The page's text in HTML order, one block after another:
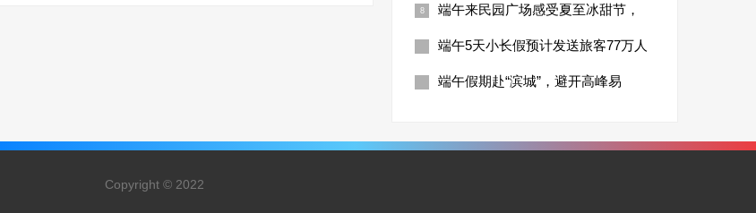
端午来民园广场感受夏至冰甜节，
端午5天小长假预计发送旅客77万人
端午假期赴“滨城”，避开高峰易
Copyright © 2022